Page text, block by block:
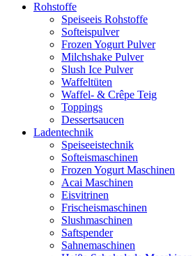
Rohstoffe
Speiseeis Rohstoffe
Softeispulver
Frozen Yogurt Pulver
Milchshake Pulver
Slush Ice Pulver
Waffeltüten
Waffel- & Crêpe Teig
Toppings
Dessertsaucen
Ladentechnik
Speiseeistechnik
Softeismaschinen
Frozen Yogurt Maschinen
Acai Maschinen
Eisvitrinen
Frischeismaschinen
Slushmaschinen
Saftspender
Sahnemaschinen